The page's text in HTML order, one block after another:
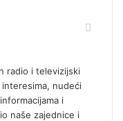
radio i televizijski
interesima, nudeći
i
naše zajednice i